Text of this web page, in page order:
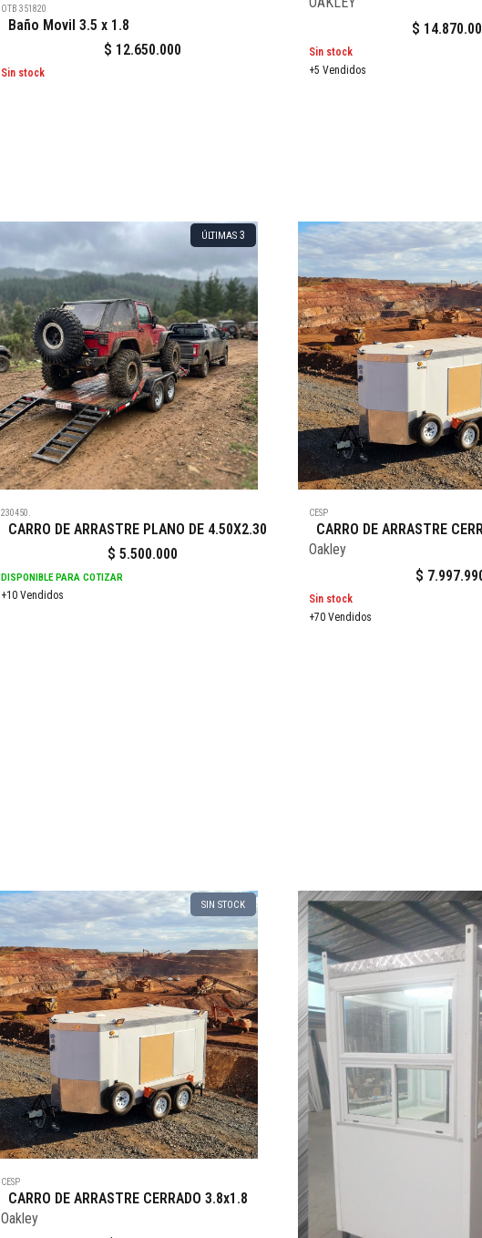
OTB 351820
Baño Movil 3.5 x 1.8
$ 12.650.000
Sin stock
$
Sin stock
+5 Vendidos
ÚLTIMAS 3
230450.
CARRO DE ARRASTRE PLANO DE 4.50X2.30
$ 5.500.000
DISPONIBLE PARA COTIZAR
+10 Vendidos
CESP
CARRO DE ARRASTRE
Oakley
$
Sin stock
+70 Vendidos
SIN STOCK
CESP
CARRO DE ARRASTRE CERRADO 3.8x1.8
Oakley